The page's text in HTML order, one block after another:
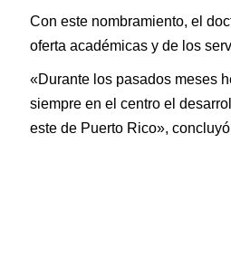
Con este nombramiento, el
oferta académicas y de los
«Durante los pasados meses
siempre en el centro el
este de Puerto Rico»,